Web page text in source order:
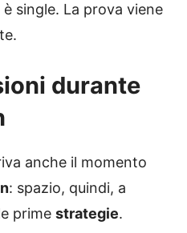
single. La prova viene
durante
anche il momento
: spazio, quindi, a
prime strategie.